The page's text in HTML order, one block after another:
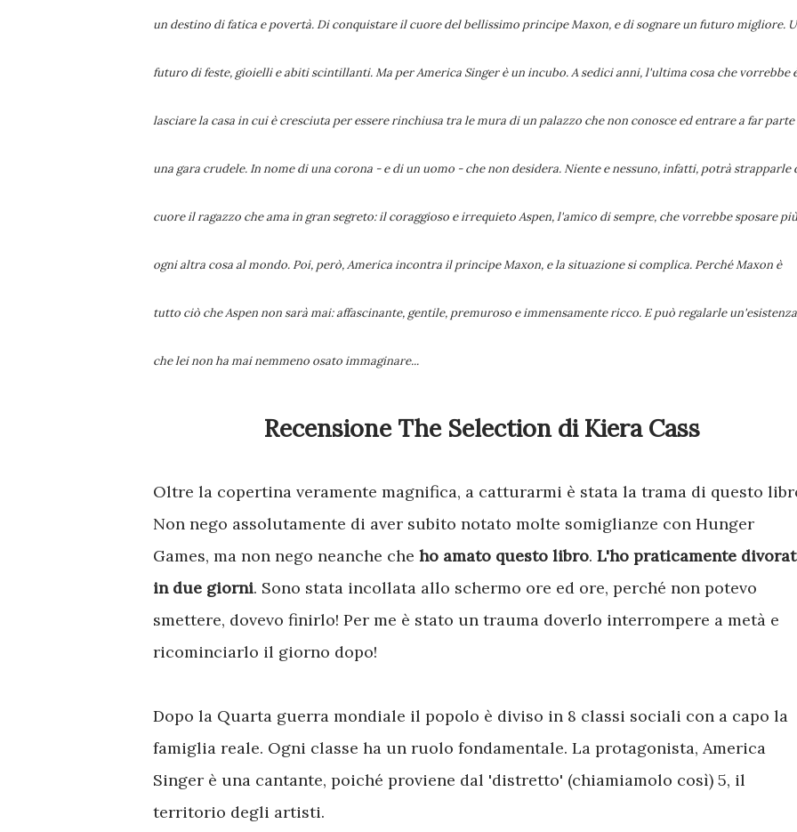
un destino di fatica e povertà. Di conquistare il cuore del bellissimo principe Maxon, e di sognare un futuro migliore.
futuro di feste, gioielli e abiti scintillanti. Ma per America Singer è un incubo. A sedici anni, l'ultima cosa che vorrebbe
lasciare la casa in cui è cresciuta per essere rinchiusa tra le mura di un palazzo che non conosce ed entrare a far
una gara crudele. In nome di una corona - e di un uomo - che non desidera. Niente e nessuno, infatti, potrà strapparle
cuore il ragazzo che ama in gran segreto: il coraggioso e irrequieto Aspen, l'amico di sempre, che vorrebbe sposare
ogni altra cosa al mondo. Poi, però, America incontra il principe Maxon, e la situazione si complica. Perché Maxon è
tutto ciò che Aspen non sarà mai: affascinante, gentile, premuroso e immensamente ricco. E può regalarle un'esistenza
che lei non ha mai nemmeno osato immaginare...
Recensione The Selection di Kiera Cass
Oltre la copertina veramente magnifica, a catturarmi è stata la trama di questo libro.
Non nego assolutamente di aver subito notato molte somiglianze con Hunger
Games, ma non nego neanche che ho amato questo libro. L'ho praticamente
in due giorni. Sono stata incollata allo schermo ore ed ore, perché non potevo
smettere, dovevo finirlo! Per me è stato un trauma doverlo interrompere a metà e
ricominciarlo il giorno dopo!
Dopo la Quarta guerra mondiale il popolo è diviso in 8 classi sociali con a capo la
famiglia reale. Ogni classe ha un ruolo fondamentale. La protagonista, America
Singer è una cantante, poiché proviene dal 'distretto' (chiamiamolo così) 5, il
territorio degli artisti.